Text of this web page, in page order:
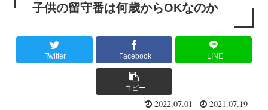
子供の留守番は何歳からOKなのか
Twitter Facebook LINE
コピー
2022.07.01 2021.07.19